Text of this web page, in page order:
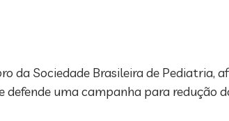
da Sociedade Brasileira de Pediatria,
defende uma campanha para redução